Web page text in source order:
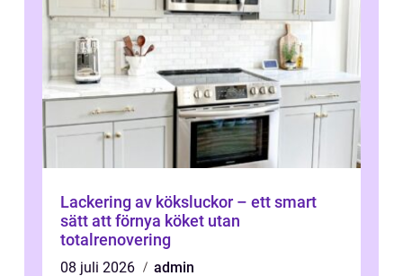
Lackering av köksluckor – ett smart
sätt att förnya köket utan
totalrenovering
08 juli 2026
admin